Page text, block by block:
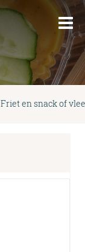
Friet en snack of